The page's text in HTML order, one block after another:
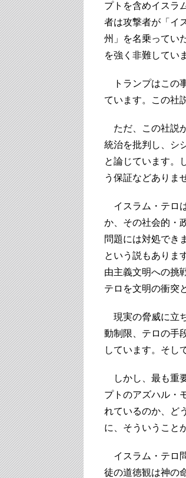
プトを含めイスラ
者は攻撃者が「イ
州」を名乗ってい
を強く非難してい
トランプはこの
ています。この社
ただ、この社説
統治を批判し、シ
と論じています。
う保証などありま
イスラム・テロ
か、その社会的・
問題には対処でき
という説もありま
由主義文明への挑
テロを文明の衝突
現実の脅威に立
動制限、テロの手
しています。そし
しかし、最も重
プトのアズハル・
れているのか、ど
に、そういうこと
イスラム・テロ
徒の道徳観は神の